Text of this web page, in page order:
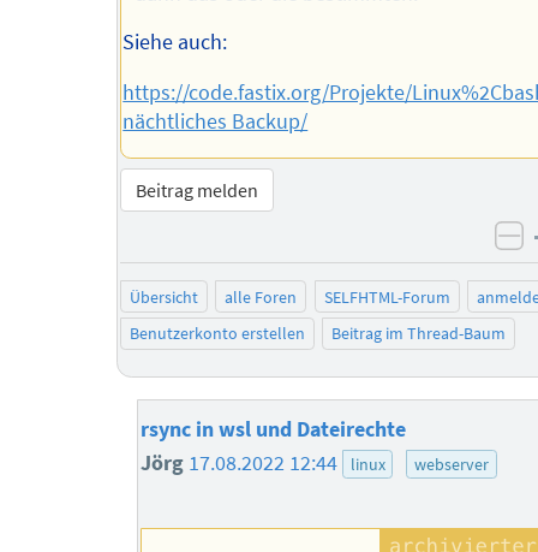
Siehe auch:
https://code.fastix.org/Projekte/
nächtliches Backup/
Beitrag melden
Übersicht alle Foren SELFHTML-Forum
Benutzerkonto erstellen
Beitrag im Thread-Baum
rsync in wsl und Dateirechte
Jörg 17.08.2022 12:44 linux webserver